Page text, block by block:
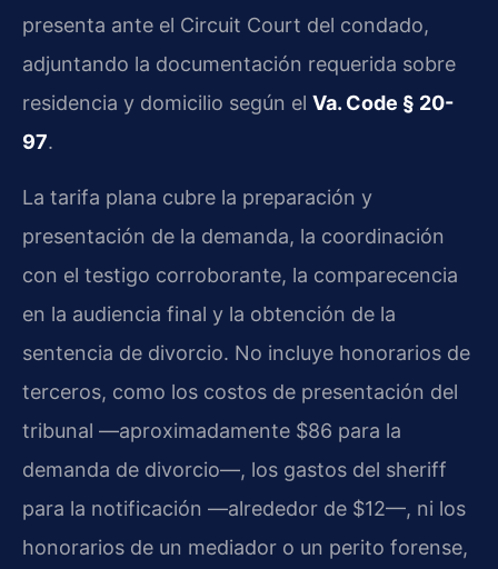
presenta ante el Circuit Court del condado,
adjuntando la documentación requerida sobre
residencia y domicilio según el Va. Code § 20-
97.
La tarifa plana cubre la preparación y
presentación de la demanda, la coordinación
con el testigo corroborante, la comparecencia
en la audiencia final y la obtención de la
sentencia de divorcio. No incluye honorarios de
terceros, como los costos de presentación del
tribunal —aproximadamente $86 para la
demanda de divorcio—, los gastos del sheriff
para la notificación —alrededor de $12—, ni los
honorarios de un mediador o un perito forense,